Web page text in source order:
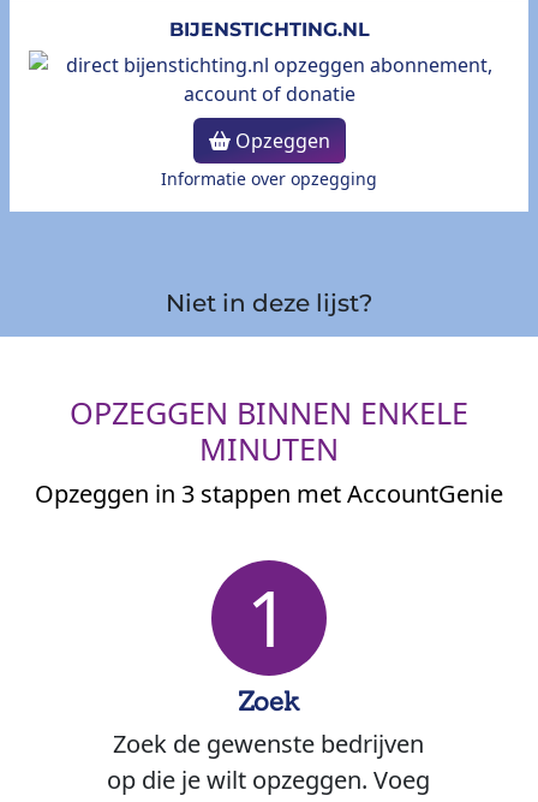
BIJENSTICHTING.NL
Opzeggen
Informatie over opzegging
Niet in deze lijst?
OPZEGGEN BINNEN ENKELE
MINUTEN
Opzeggen in 3 stappen met AccountGenie
1
Zoek
Zoek de gewenste bedrijven
op die je wilt opzeggen. Voeg